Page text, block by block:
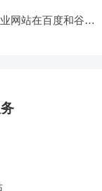
网站在百度和谷歌